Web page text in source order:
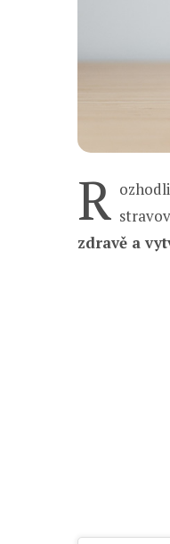
R
zdravě a